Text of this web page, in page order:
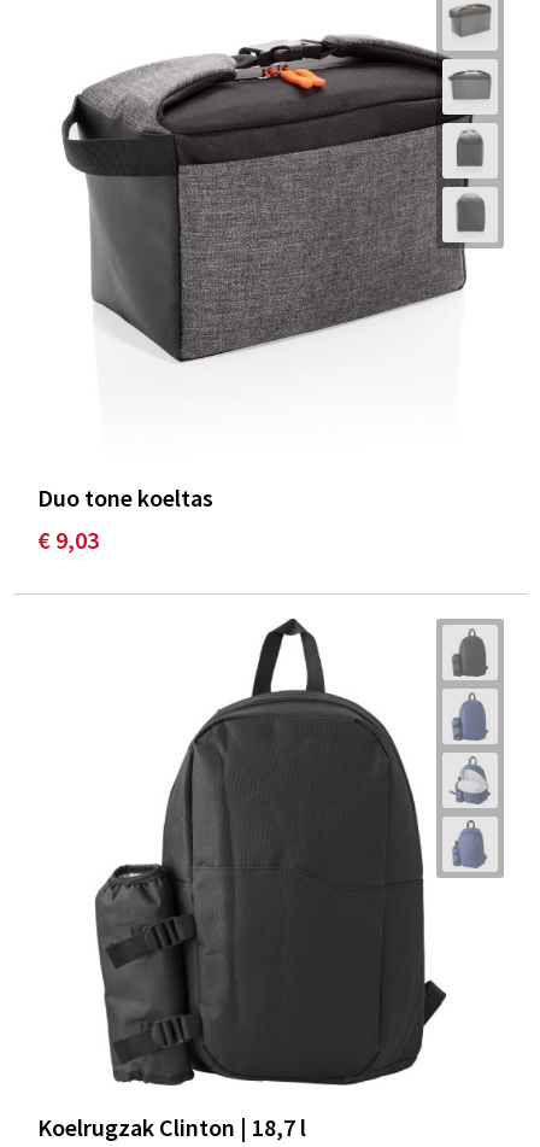
Duo tone koeltas
€ 9,03
Koelrugzak Clinton | 18,7 l